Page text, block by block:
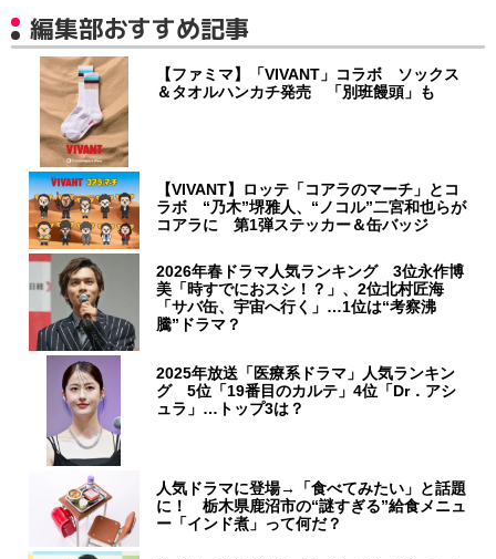
編集部おすすめ記事
【ファミマ】「VIVANT」コラボ ソックス
＆タオルハンカチ発売 「別班饅頭」も
【VIVANT】ロッテ「コアラのマーチ」とコ
ラボ “乃木”堺雅人、“ノコル”二宮和也らが
コアラに 第1弾ステッカー＆缶バッジ
2026年春ドラマ人気ランキング 3位永作博
美「時すでにおスシ！？」、2位北村匠海
「サバ缶、宇宙へ行く」…1位は“考察沸
騰”ドラマ？
2025年放送「医療系ドラマ」人気ランキン
グ 5位「19番目のカルテ」4位「Dr．アシ
ュラ」…トップ3は？
人気ドラマに登場→「食べてみたい」と話題
に！ 栃木県鹿沼市の“謎すぎる”給食メニュ
ー「インド煮」って何だ？